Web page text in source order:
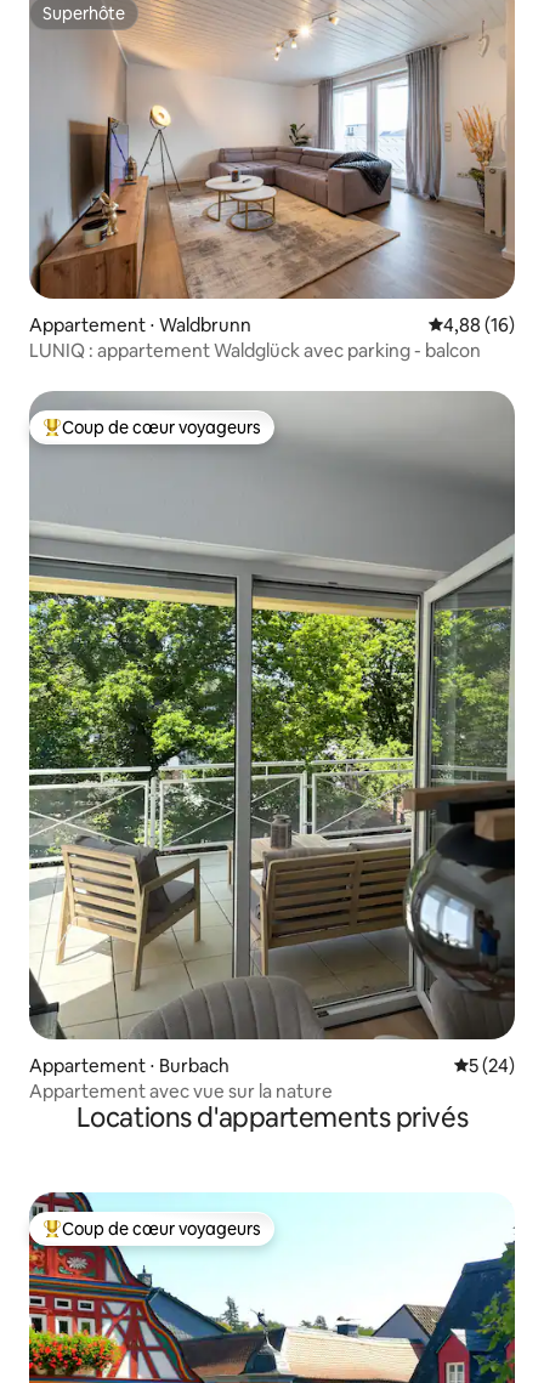
Superhôte
Superhôte
Appartement ⋅ Waldbrunn Évaluation
4,88 (16)
LUNIQ : appartement Waldglück avec parking - balcon
Coups de cœur voyageurs les plus appréciés
Coup de cœur voyageurs
Appartement ⋅ Burbach
5 (24)
Appartement avec vue sur la nature
Locations d'appartements privés
Coups de cœur voyageurs les plus appréciés
Coup de cœur voyageurs